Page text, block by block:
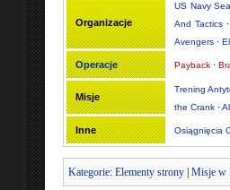
Organizacje
US Navy
And Tactics·
Avengers ·
Operacje Payback ·
Misje
Trening
the Crank ·
Inne Osiągnięcia
Kategorie: Elementy strony Misje w